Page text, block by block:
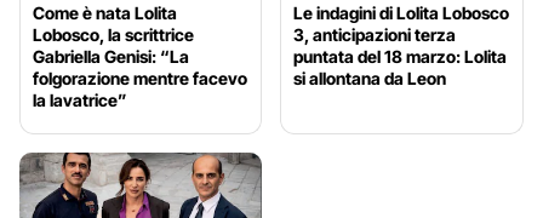
Come è nata Lolita
Lobosco, la scrittrice
Gabriella Genisi: “La
folgorazione mentre facevo
la lavatrice”
Le indagini di Lolita Lobosco
3, anticipazioni terza
puntata del 18 marzo: Lolita
si allontana da Leon